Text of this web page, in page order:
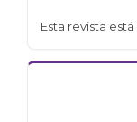
Esta revista